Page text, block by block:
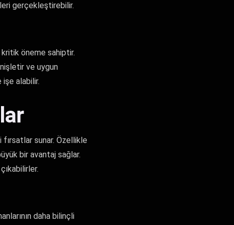
gerçekleştirebilir.
kritik öneme sahiptir.
ve uygun
işe alabilir.
fırsatlar sunar. Özellikle
bir avantaj sağlar.
daha bilinçli